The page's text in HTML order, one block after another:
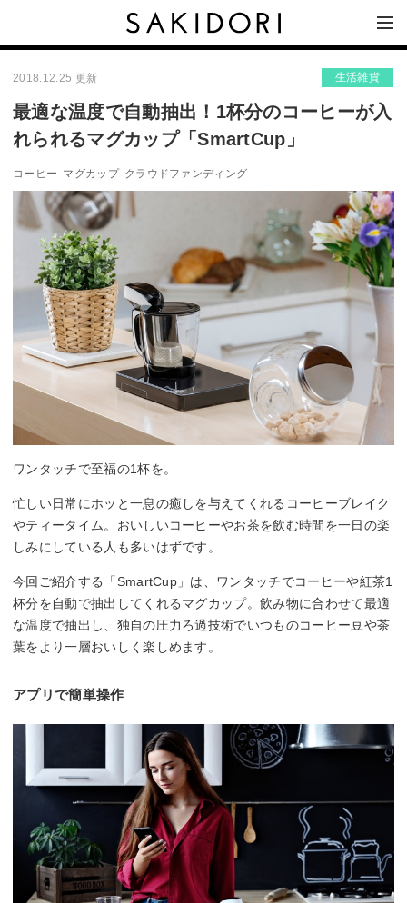
2018.12.25 更新 生活雑貨
最適な温度で自動抽出！1杯分のコーヒーが入
れられるマグカップ「SmartCup」
コーヒー マグカップ クラウドファンディング
ワンタッチで至福の1杯を。
忙しい日常にホッと一息の癒しを与えてくれるコーヒーブレイク
やティータイム。おいしいコーヒーやお茶を飲む時間を一日の楽
しみにしている人も多いはずです。
今回ご紹介する「SmartCup」は、ワンタッチでコーヒーや紅茶1
杯分を自動で抽出してくれるマグカップ。飲み物に合わせて最適
な温度で抽出し、独自の圧力ろ過技術でいつものコーヒー豆や茶
葉をより一層おいしく楽しめます。
アプリで簡単操作